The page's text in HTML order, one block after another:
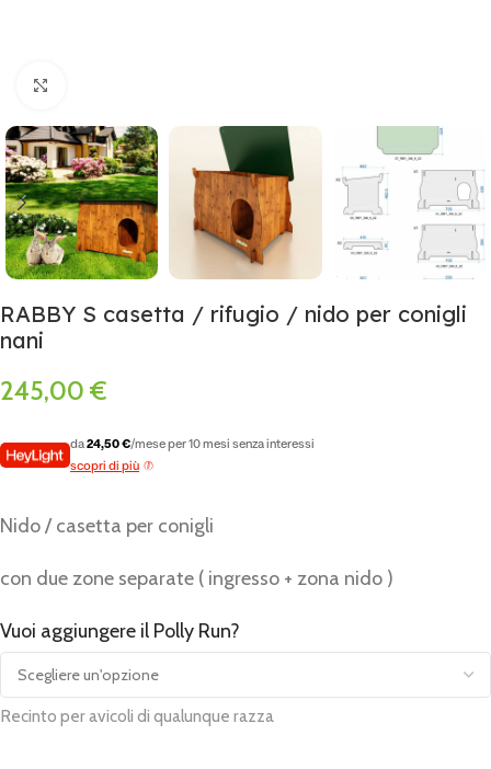
RABBY S casetta / rifugio / nido per conigli
nani
245,00 €
da24,50 €/mese per 10 mesi senza interessi
scopri di più
Nido / casetta per conigli
con due zone separate ( ingresso + zona nido )
Vuoi aggiungere il Polly Run?
Recinto per avicoli di qualunque razza
Alternative: